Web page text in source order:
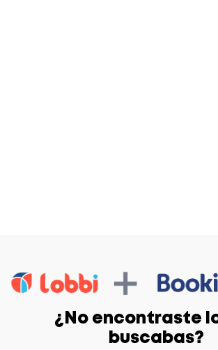
¿No encontraste
buscabas?